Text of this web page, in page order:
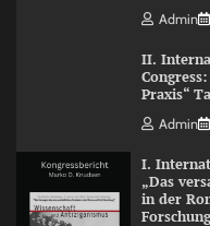
Admin
II.
Praxis“
Admin
I.
„Das
in der